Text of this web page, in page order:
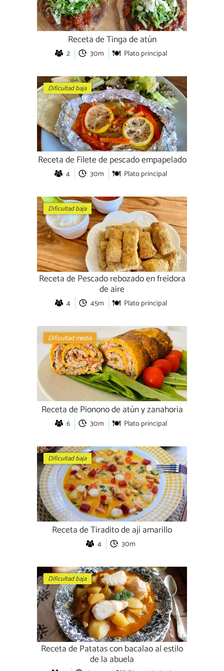
Receta de Tinga de atún
2 30m Plato principal
Dificultad baja
Receta de Filete de pescado empapelado
4 30m Plato principal
Dificultad baja
Receta de Pescado rebozado en freidora
de aire
4 45m Plato principal
Dificultad media
Receta de Pionono de atún y zanahoria
6 30m Plato principal
Dificultad baja
Receta de Tiradito de ají amarillo
4 30m
Dificultad baja
Receta de Patatas con bacalao al estilo
de la abuela